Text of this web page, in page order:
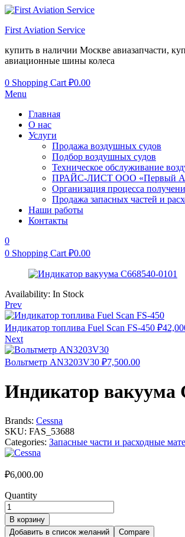
First Aviation Service
купить в наличии Москве авиазапчасти,
авиационные шины колеса
0 Shopping Cart ₽0.00
Menu
Главная
О нас
Услуги
Продажа воздушных судов
Подбор воздушных судов
Техническое обслуживание
ПРАЙС-ЛИСТ ООО «Первый
Организация процесса
Продажа запасных частей и
Наши работы
Контакты
0
0 Shopping Cart ₽0.00
Availability: In Stock
Prev
Индикатор топлива Fuel Scan FS-450 ₽
Next
Вольтметр AN3203V30 ₽7,500.00
Индикатор вакуума
Brands: Cessna
SKU: FAS_53688
Categories: Запасные части и расходные
₽6,000.00
Quantity
В корзину
Добавить в список желаний
Compare